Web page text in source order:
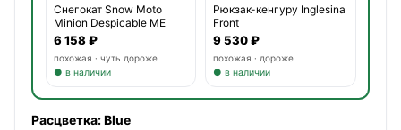
Снегокат Snow Moto
Minion Despicable ME
3701
6 158 ₽
похожая · чуть дороже
● в наличии
Рюкзак-кенгуру Inglesina
Front
9 530 ₽
похожая · дороже
● в наличии
Расцветка:Blue